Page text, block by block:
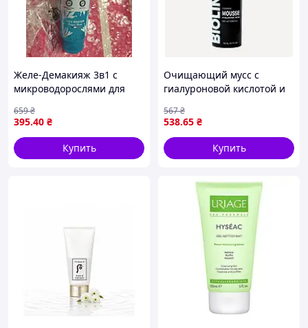
Желе-Демакияж 3в1 с
микроводорослями для
ФранцияИв Роше
395.40 ₴
659₴
Купить
Очищающий мусс с
гиалуроновой кислотой и
Estetic 150 мл
538.65 ₴
567₴
Купить